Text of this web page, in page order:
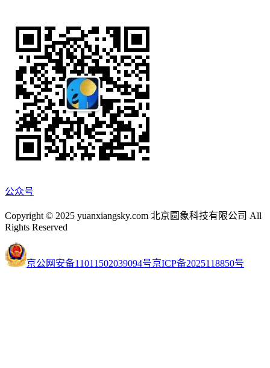
公众号
Copyright © 2025 yuanxiangsky.com 北京圆象科技有限公司 All
Rights Reserved
京公网安备11011502039094号京ICP备2025118850号